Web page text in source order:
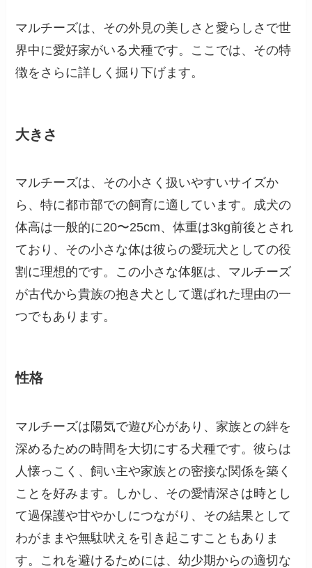
マルチーズは、その外見の美しさと愛らしさで世
界中に愛好家がいる犬種です。ここでは、その特
徴をさらに詳しく掘り下げます。
大きさ
マルチーズは、その小さく扱いやすいサイズか
ら、特に都市部での飼育に適しています。成犬の
体高は一般的に20〜25cm、体重は3kg前後とされ
ており、その小さな体は彼らの愛玩犬としての役
割に理想的です。この小さな体躯は、マルチーズ
が古代から貴族の抱き犬として選ばれた理由の一
つでもあります。
性格
マルチーズは陽気で遊び心があり、家族との絆を
深めるための時間を大切にする犬種です。彼らは
人懐っこく、飼い主や家族との密接な関係を築く
ことを好みます。しかし、その愛情深さは時とし
て過保護や甘やかしにつながり、その結果として
わがままや無駄吠えを引き起こすこともありま
す。これを避けるためには、幼少期からの適切な